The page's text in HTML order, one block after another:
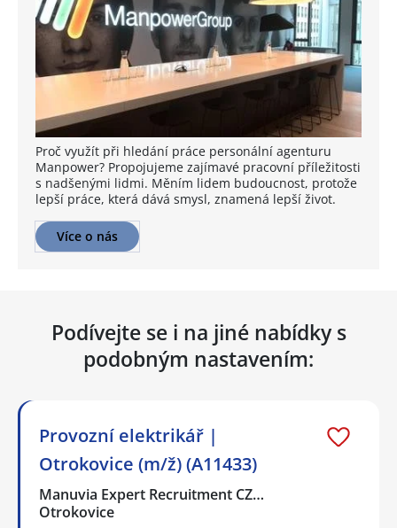
Proč využít při hledání práce personální agenturu
Manpower? Propojujeme zajímavé pracovní příležitosti
s nadšenými lidmi. Měním lidem budoucnost, protože
lepší práce, která dává smysl, znamená lepší život.
Více o nás
Podívejte se i na jiné nabídky s
podobným nastavením:
Provozní elektrikář |
Otrokovice (m/ž) (A11433)
Manuvia Expert Recruitment CZ…
Otrokovice